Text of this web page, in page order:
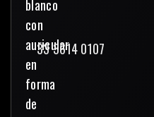
33 3614 0107